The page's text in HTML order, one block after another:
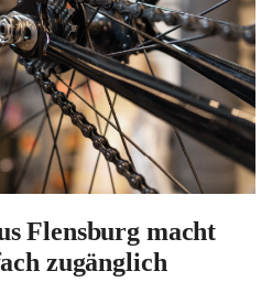
Flensburg macht
zugänglich